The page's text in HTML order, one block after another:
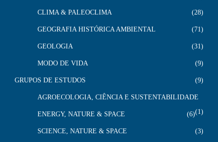
CLIMA & PALEOCLIMA 28
GEOGRAFIA HISTÓRICA AMBIENTAL 71
GEOLOGIA 31
MODO DE VIDA 9
GRUPOS DE ESTUDOS 9
AGROECOLOGIA, CIÊNCIA E SUSTENTABILIDADE
1
ENERGY, NATURE & SPACE 6
SCIENCE, NATURE & SPACE 3